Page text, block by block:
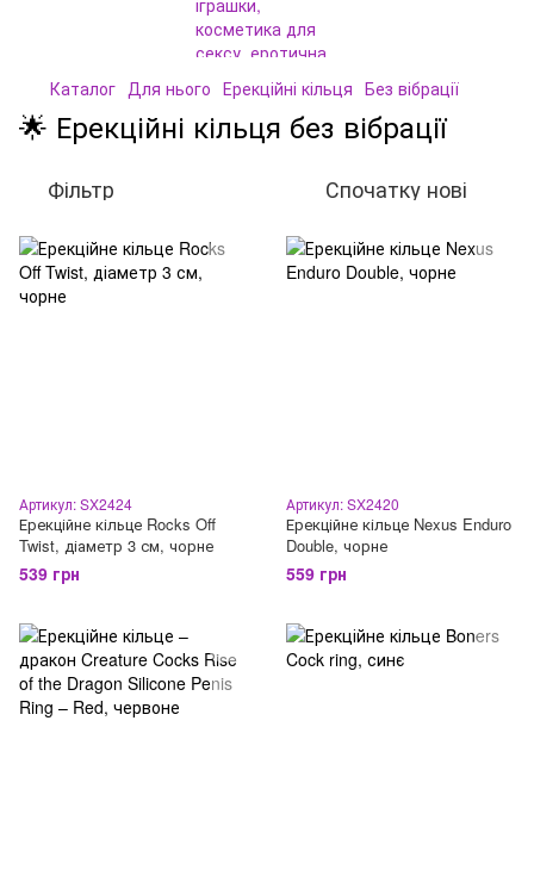
Каталог Для нього Ерекційні кільця Без вібрації
🌟 Ерекційні кільця без вібрації
Фільтр Спочатку нові
Артикул: SX2424
Ерекційне кільце Rocks Off
Twist, діаметр 3 см, чорне
539 грн
Артикул: SX2420
Ерекційне кільце Nexus Enduro
Double, чорне
559 грн